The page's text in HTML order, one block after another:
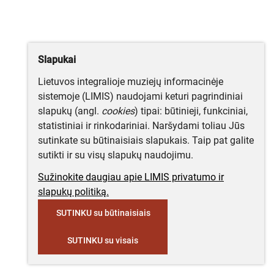
Slapukai
Lietuvos integralioje muziejų informacinėje
sistemoje (LIMIS) naudojami keturi pagrindiniai
slapukų (angl. cookies) tipai: būtinieji, funkciniai,
statistiniai ir rinkodariniai. Naršydami toliau Jūs
sutinkate su būtinaisiais slapukais. Taip pat galite
sutikti ir su visų slapukų naudojimu.
Sužinokite daugiau apie LIMIS privatumo ir
slapukų politiką.
SUTINKU su būtinaisiais
SUTINKU su visais